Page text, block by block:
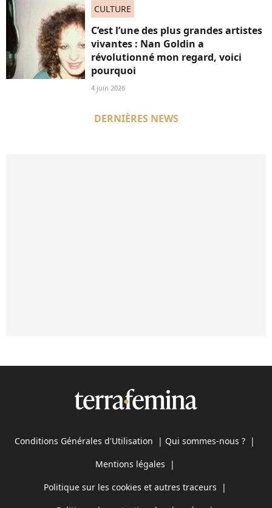
CULTURE
C’est l’une des plus grandes artistes
vivantes : Nan Goldin a
révolutionné mon regard, voici
pourquoi
4 juin 2026
DERNIÈRES NEWS
Conditions Générales d'Utilisation | Qui sommes-nous ? |
Mentions légales |
Politique sur les cookies et autres traceurs |